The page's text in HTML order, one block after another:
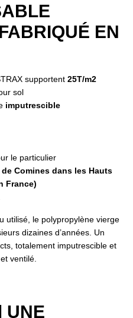
EN
supportent 25T/m2
sol
imputrescible
le particulier
Comines dans les Hauts
France)
utilisé, le polypropylène vierge
dizaines d’années. Un
totalement imputrescible et
ventilé.
UNE